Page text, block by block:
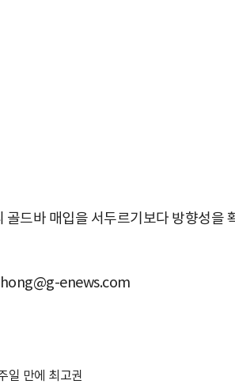
골드바 매입을 서두르기보다 방향성을
hong@g-enews.com
일 만에 최고권